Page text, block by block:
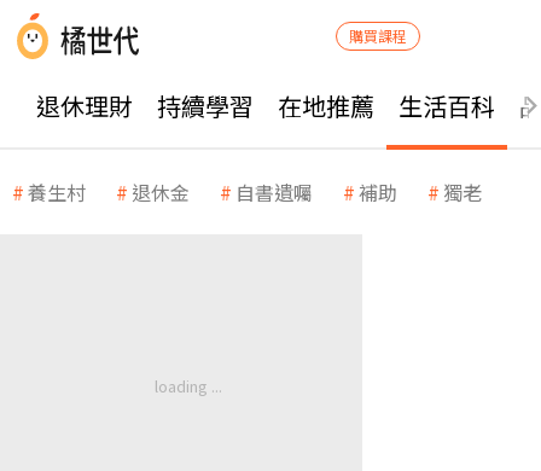
購買課程
退休理財 持續學習 在地推薦 生活百科
養生村 退休金 自書遺囑 補助 獨老